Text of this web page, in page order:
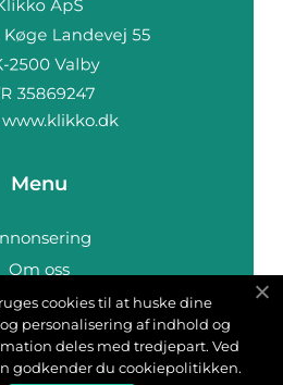
www.klikko.dk
Menu
Om oss
Cookies
oss
Sitemap
cookies til at huske dine
personalisering af indhold og
deles med tredjepart. Ved
godkender du cookiepolitikken.